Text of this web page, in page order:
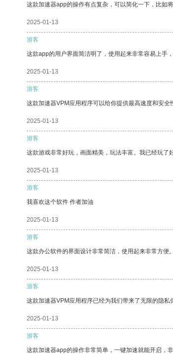
这款加速器app的操作有点复杂，可以简化一下，比如
2025-01-13
游客
这款app的用户界面简洁明了，使用起来非常容易上手
2025-01-13
游客
这款加速器VPM应用程序可以给你提供最高速度和安全
2025-01-13
游客
这款游戏非常好玩，画面精美，玩法丰富。我已经玩了
2025-01-13
游客
我喜欢这个软件 作者加油
2025-01-13
游客
这款办公软件的界面设计非常简洁，使用起来非常方便
2025-01-13
游客
这款加速器VPM应用程序已经为我们带来了无限的隐私
2025-01-13
游客
这款加速器app的操作非常简单，一键加速就能开启，非